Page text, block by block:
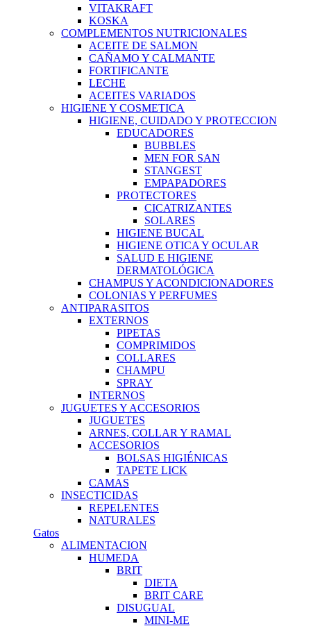
VITAKRAFT
KOSKA
COMPLEMENTOS NUTRICIONALES
ACEITE DE SALMON
CAÑAMO Y CALMANTE
FORTIFICANTE
LECHE
ACEITES VARIADOS
HIGIENE Y COSMETICA
HIGIENE, CUIDADO Y PROTECCION
EDUCADORES
BUBBLES
MEN FOR SAN
STANGEST
EMPAPADORES
PROTECTORES
CICATRIZANTES
SOLARES
HIGIENE BUCAL
HIGIENE OTICA Y OCULAR
SALUD E HIGIENE
DERMATOLÓGICA
CHAMPUS Y ACONDICIONADORES
COLONIAS Y PERFUMES
ANTIPARASITOS
EXTERNOS
PIPETAS
COMPRIMIDOS
COLLARES
CHAMPU
SPRAY
INTERNOS
JUGUETES Y ACCESORIOS
JUGUETES
ARNES, COLLAR Y RAMAL
ACCESORIOS
BOLSAS HIGIÉNICAS
TAPETE LICK
CAMAS
INSECTICIDAS
REPELENTES
NATURALES
Gatos
ALIMENTACION
HUMEDA
BRIT
DIETA
BRIT CARE
DISUGUAL
MINI-ME